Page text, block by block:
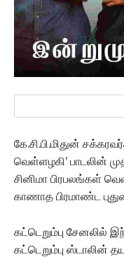
கே.சி.பி.மிதுன்
வெள்ளழகி’ பாடலின்
சினிமா பிரபலங்கள்
காணாத பிரமாண்ட
கட்டெறும்பு சேனலில்
கட்டெறும்பு ஸ்டாலின்